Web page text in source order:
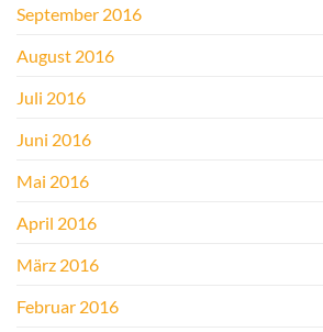
September 2016
August 2016
Juli 2016
Juni 2016
Mai 2016
April 2016
März 2016
Februar 2016